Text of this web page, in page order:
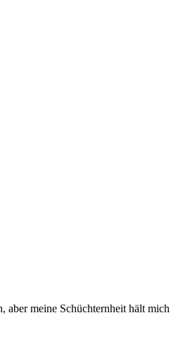
meine Schüchternheit hält mich